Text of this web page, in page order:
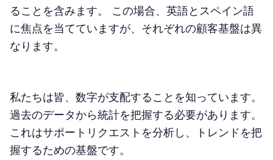
ることを含みます。 この場合、英語とスペイン語
に焦点を当てていますが、それぞれの顧客基盤は異
なります。
私たちは皆、数字が支配することを知っています。
過去のデータから統計を把握する必要があります。
これはサポートリクエストを分析し、トレンドを把
握するための基盤です。